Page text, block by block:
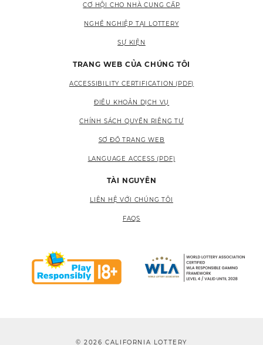
CƠ HỘI CHO NHÀ CUNG CẤP
NGHỀ NGHIỆP TẠI LOTTERY
SỰ KIỆN
TRANG WEB CỦA CHÚNG TÔI
ACCESSIBILITY CERTIFICATION (PDF)
ĐIỀU KHOẢN DỊCH VỤ
CHÍNH SÁCH QUYỀN RIÊNG TƯ
SƠ ĐỒ TRANG WEB
LANGUAGE ACCESS (PDF)
TÀI NGUYÊN
LIÊN HỆ VỚI CHÚNG TÔI
FAQS
© 2026 CALIFORNIA LOTTERY